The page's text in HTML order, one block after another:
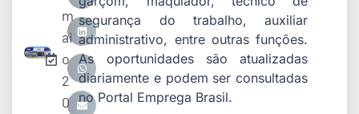
m
ai
o
2
0
segurança do trabalho, auxiliar
administrativo, entre outras funções.
As oportunidades são atualizadas
diariamente e podem ser consultadas
no Portal Emprega Brasil.